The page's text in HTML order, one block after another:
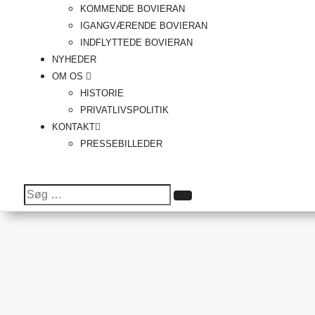
KOMMENDE BOVIERAN
IGANGVÆRENDE BOVIERAN
INDFLYTTEDE BOVIERAN
NYHEDER
OM OS
HISTORIE
PRIVATLIVSPOLITIK
KONTAKT
PRESSEBILLEDER
Søg
efter:
Søg